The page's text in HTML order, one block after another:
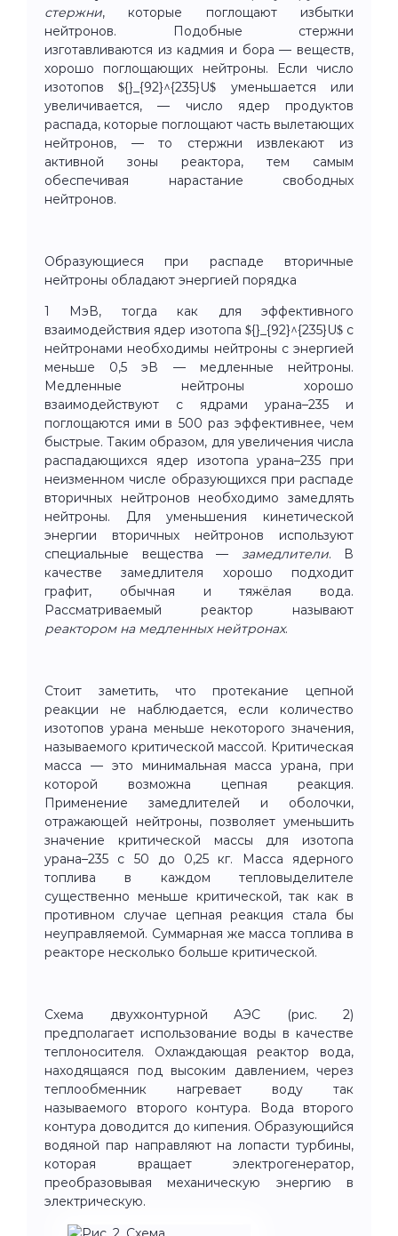
стержни, которые поглощают избытки
нейтронов. Подобные стержни
изготавливаются из кадмия и бора — веществ,
хорошо поглощающих нейтроны. Если число
изотопов ${}_{92}^{235}U$ уменьшается или
увеличивается, — число ядер продуктов
распада, которые поглощают часть вылетающих
нейтронов, — то стержни извлекают из
активной зоны реактора, тем самым
обеспечивая нарастание свободных
нейтронов.
Образующиеся при распаде вторичные
нейтроны обладают энергией порядка
1 МэВ, тогда как для эффективного
взаимодействия ядер изотопа ${}_{92}^{235}U$ с
нейтронами необходимы нейтроны с энергией
меньше 0,5 эВ — медленные нейтроны.
Медленные нейтроны хорошо
взаимодействуют с ядрами урана–235 и
поглощаются ими в 500 раз эффективнее, чем
быстрые. Таким образом, для увеличения числа
распадающихся ядер изотопа урана–235 при
неизменном числе образующихся при распаде
вторичных нейтронов необходимо замедлять
нейтроны. Для уменьшения кинетической
энергии вторичных нейтронов используют
специальные вещества — замедлители. В
качестве замедлителя хорошо подходит
графит, обычная и тяжёлая вода.
Рассматриваемый реактор называют
реактором на медленных нейтронах.
Стоит заметить, что протекание цепной
реакции не наблюдается, если количество
изотопов урана меньше некоторого значения,
называемого критической массой. Критическая
масса — это минимальная масса урана, при
которой возможна цепная реакция.
Применение замедлителей и оболочки,
отражающей нейтроны, позволяет уменьшить
значение критической массы для изотопа
урана–235 с 50 до 0,25 кг. Масса ядерного
топлива в каждом тепловыделителе
существенно меньше критической, так как в
противном случае цепная реакция стала бы
неуправляемой. Суммарная же масса топлива в
реакторе несколько больше критической.
Схема двухконтурной АЭС (рис. 2)
предполагает использование воды в качестве
теплоносителя. Охлаждающая реактор вода,
находящаяся под высоким давлением, через
теплообменник нагревает воду так
называемого второго контура. Вода второго
контура доводится до кипения. Образующийся
водяной пар направляют на лопасти турбины,
которая вращает электрогенератор,
преобразовывая механическую энергию в
электрическую.